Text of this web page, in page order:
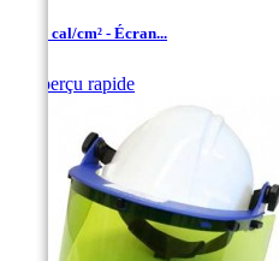
10-12 cal/cm² - Écran...
Aperçu rapide